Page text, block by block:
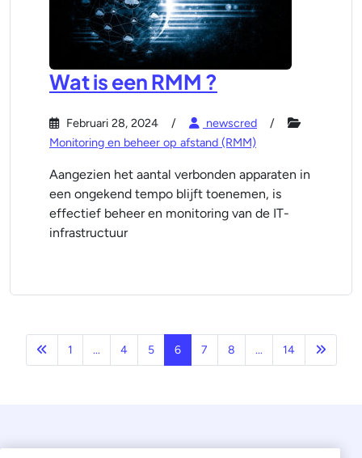
Wat is een RMM ?
Februari 28, 2024
newscred
Monitoring en beheer op afstand (RMM)
Aangezien het aantal verbonden apparaten in
een ongekend tempo blijft toenemen, is
effectief beheer en monitoring van de IT-
infrastructuur
Vorige
1 ... 4 5 6 7 8 ... 14